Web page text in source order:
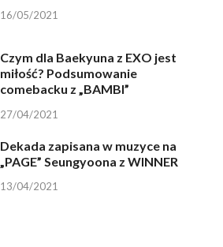
16/05/2021
Czym dla Baekyuna z EXO jest
miłość? Podsumowanie
comebacku z „BAMBI”
27/04/2021
Dekada zapisana w muzyce na
„PAGE” Seungyoona z WINNER
13/04/2021